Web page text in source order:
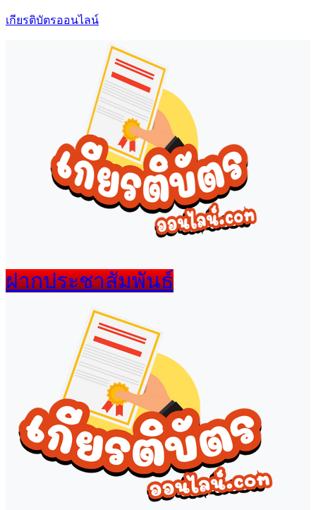
เกียรติบัตรออนไลน์
ฝากประชาสัมพันธ์